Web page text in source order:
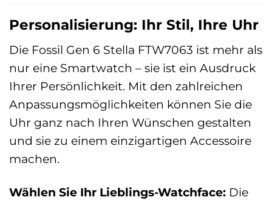
Personalisierung: Ihr Stil, Ihre Uhr
Die Fossil Gen 6 Stella FTW7063 ist mehr als
nur eine Smartwatch – sie ist ein Ausdruck
Ihrer Persönlichkeit. Mit den zahlreichen
Anpassungsmöglichkeiten können Sie die
Uhr ganz nach Ihren Wünschen gestalten
und sie zu einem einzigartigen Accessoire
machen.
Wählen Sie Ihr Lieblings-Watchface: Die